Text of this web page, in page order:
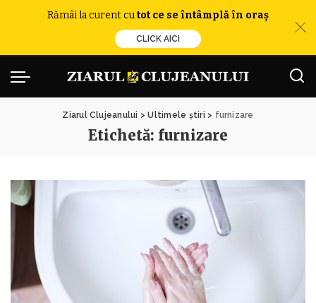
Rămâi la curent cutot ce se întâmplă în oraș
CLICK AICI
Ziarul Clujeanului >Ultimele știri > furnizare
Etichetă: furnizare